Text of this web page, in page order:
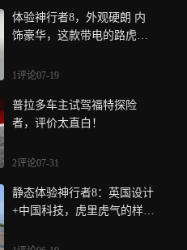
体验神行者8，外观硬朗 内
饰豪华，这款带电的路虎你
1评论07-19
普拉多车主试驾福特探险
者，评价太直白！
2评论07-31
静态体验神行者8：英国设计
+中国科技，虎里虎气的样子